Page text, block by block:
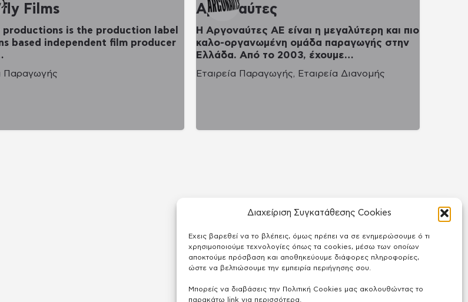
Διαχείριση Συγκατάθεσης Cookies
Έχεις βαρεθεί να το βλέπεις, όμως πρέπει να σε ενημερώσουμε ό τι
χρησιμοποιούμε τεχνολογίες όπως τα cookies, μέσω των οποίων
αποκτούμε πρόσβαση και αποθηκεύουμε διάφορες πληροφορίες,
ώστε να βελτιώσουμε την εμπειρία περιήγησης σου.
Μπορείς να διαβάσεις την Πολιτική Cookies μας ακολουθώντας το
παρακάτω link για περισσότερα.
Films
productions is the production label
based independent film producer
Παραγωγής
Αργοναύτες
H Αργοναύτες ΑΕ είναι η μεγαλύτερη και πιο
καλο-οργανωμένη ομάδα παραγωγής στην
Ελλάδα. Από το 2003, έχουμε…
Εταιρεία Παραγωγής, Εταιρεία Διανομής